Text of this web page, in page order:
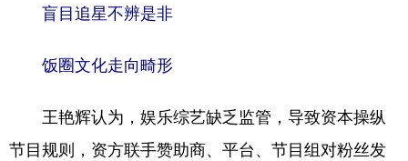
盲目追星不辨是非
饭圈文化走向畸形
王艳辉认为，娱乐综艺缺乏监管，导致资本操纵
节目规则，资方联手赞助商、平台、节目组对粉丝发